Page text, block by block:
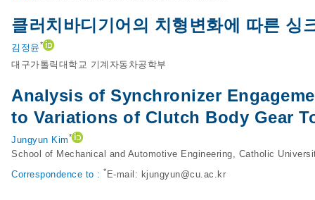
클러치바디기어의 치형변화에 따른 싱
김정윤*
대구가톨릭대학교 기계자동차공학부
Analysis of Synchronizer
to Variations of Clutch Body Gear
Jungyun Kim*
School of Mechanical and Automotive Engineering, Catholic
Correspondence to : * E-mail: kjungyun@cu.ac.kr